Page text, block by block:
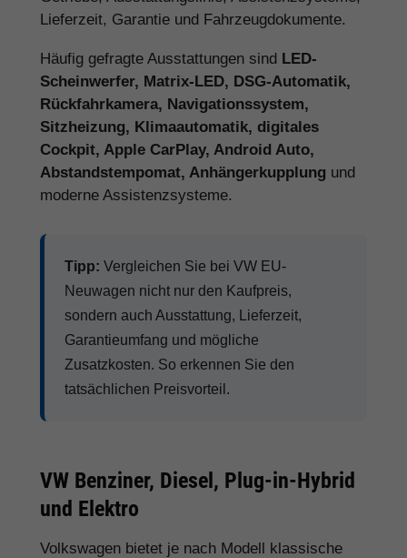
Lieferzeit, Garantie und Fahrzeugdokumente.
Häufig gefragte Ausstattungen sind LED-
Scheinwerfer, Matrix-LED, DSG-Automatik,
Rückfahrkamera, Navigationssystem,
Sitzheizung, Klimaautomatik, digitales
Cockpit, Apple CarPlay, Android Auto,
Abstandstempomat, Anhängerkupplung und
moderne Assistenzsysteme.
Tipp: Vergleichen Sie bei VW EU-
Neuwagen nicht nur den Kaufpreis,
sondern auch Ausstattung, Lieferzeit,
Garantieumfang und mögliche
Zusatzkosten. So erkennen Sie den
tatsächlichen Preisvorteil.
VW Benziner, Diesel, Plug-in-Hybrid
und Elektro
Volkswagen bietet je nach Modell klassische